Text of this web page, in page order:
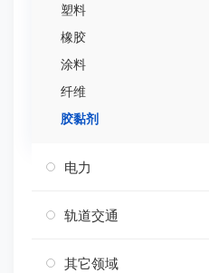
塑料
橡胶
涂料
纤维
胶黏剂
电力
轨道交通
其它领域